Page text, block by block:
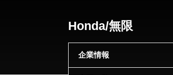
Honda/無限
企業情報